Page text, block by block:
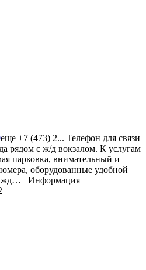
еще +7 (473) 2... Телефон для связи
рядом с ж/д вокзалом. К услугам
парковка, внимательный и
оборудованные удобной
Информация